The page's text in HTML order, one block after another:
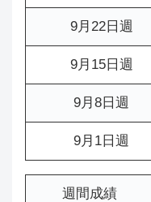
9月22日週
9月15日週
9月8日週
9月1日週
週間成績